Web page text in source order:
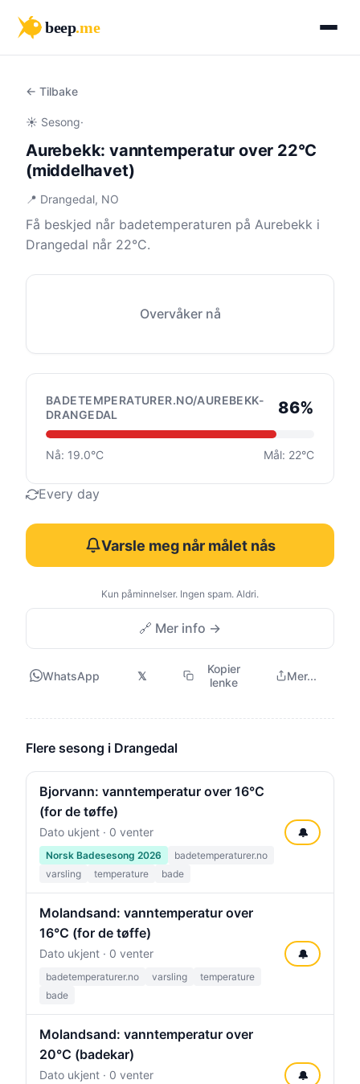
beep.me
← Tilbake
☀️ Sesong·
Aurebekk: vanntemperatur over 22°C
(middelhavet)
📍 Drangedal, NO
Få beskjed når badetemperaturen på Aurebekk i
Drangedal når 22°C.
Overvåker nå
BADETEMPERATURER.NO/AUREBEKK-
DRANGEDAL
86%
Nå: 19.0°C Mål: 22°C
Every day
Varsle meg når målet nås
Kun påminnelser. Ingen spam. Aldri.
🔗 Mer info →
WhatsApp 𝕏
Kopier
lenke
Mer...
Flere sesong i Drangedal
Bjorvann: vanntemperatur over 16°C
(for de tøffe)
Dato ukjent · 0 venter
Norsk Badesesong 2026
badetemperaturer.no
varsling
temperature bade
🔔
Molandsand: vanntemperatur over
16°C (for de tøffe)
Dato ukjent · 0 venter
badetemperaturer.no varsling
temperature
bade
🔔
Molandsand: vanntemperatur over
20°C (badekar)
Dato ukjent · 0 venter 🔔